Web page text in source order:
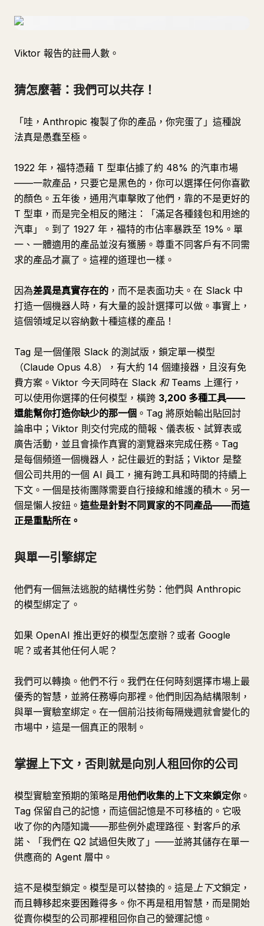
Viktor 報告的註冊人數。
猜怎麼著：我們可以共存！
「哇，Anthropic 複製了你的產品，你完蛋了」這種說
法真是愚蠢至極。
1922 年，福特憑藉 T 型車佔據了約 48% 的汽車市場
——一款產品，只要它是黑色的，你可以選擇任何你喜歡
的顏色。五年後，通用汽車擊敗了他們，靠的不是更好的
T 型車，而是完全相反的賭注：「滿足各種錢包和用途的
汽車」。到了 1927 年，福特的市佔率暴跌至 19%。單
一、一體適用的產品並沒有獲勝。尊重不同客戶有不同需
求的產品才贏了。這裡的道理也一樣。
因為差異是真實存在的 ，而不是表面功夫。在 Slack 中
打造一個機器人時，有大量的設計選擇可以做。事實上，
這個領域足以容納數十種這樣的產品！
Tag 是一個僅限 Slack 的測試版，鎖定單一模型
（Claude Opus 4.8），有大約 14 個連接器，且沒有免
費方案。Viktor 今天同時在 Slack 和Teams 上運行，
可以使用你選擇的任何模型，橫跨 3,200 多種工具——
還能幫你打造你缺少的那一個 。Tag 將原始輸出貼回討
論串中；Viktor 則交付完成的簡報、儀表板、試算表或
廣告活動，並且會操作真實的瀏覽器來完成任務。Tag
是每個頻道一個機器人，記住最近的對話；Viktor 是整
個公司共用的一個 AI 員工，擁有跨工具和時間的持續上
下文。一個是技術團隊需要自行接線和維護的積木。另一
個是懶人按鈕。 這些是針對不同買家的不同產品——而這
正是重點所在。
與單一引擎綁定
他們有一個無法逃脫的結構性劣勢：他們與 Anthropic
的模型綁定了。
如果 OpenAI 推出更好的模型怎麼辦？或者 Google
呢？或者其他任何人呢？
我們可以轉換。他們不行。我們在任何時刻選擇市場上最
優秀的智慧，並將任務導向那裡。他們則因為結構限制，
與單一實驗室綁定。在一個前沿技術每隔幾週就會變化的
市場中，這是一個真正的限制。
掌握上下文，否則就是向別人租回你的公司
模型實驗室預期的策略是用他們收集的上下文來鎖定你 。
Tag 保留自己的記憶，而這個記憶是不可移植的。它吸
收了你的內隱知識——那些例外處理路徑、對客戶的承
諾、「我們在 Q2 試過但失敗了」——並將其儲存在單一
供應商的 Agent 層中。
這不是模型鎖定。模型是可以替換的。這是上下文鎖定，
而且轉移起來要困難得多。你不再是租用智慧，而是開始
從賣你模型的公司那裡租回你自己的營運記憶。